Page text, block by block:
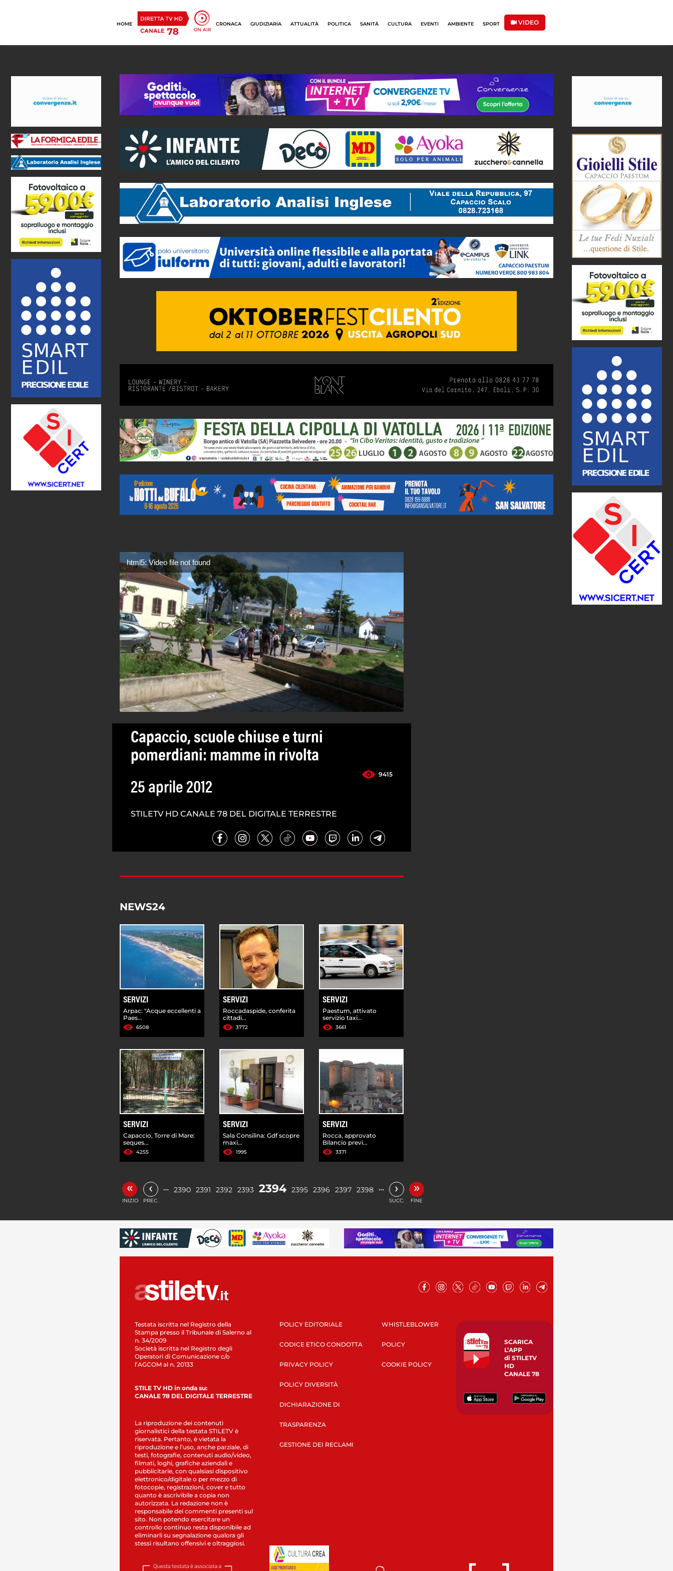
HOME CRONACA GIUDIZIARIA ATTUALITÀ POLITICA SANITÀ CULTURA EVENTI AMBIENTE SPORT VIDEO
html5: Video file not found
Capaccio, scuole chiuse e turni
pomerdiani: mamme in rivolta
9415
25 aprile 2012
STILETV HD CANALE 78 DEL DIGITALE TERRESTRE
NEWS24
SERVIZI
Arpac: "Acque eccellenti a
Paes...
6508
SERVIZI
Roccadaspide, conferita
cittadi...
3772
SERVIZI
Paestum, attivato
servizio taxi...
3661
SERVIZI
Capaccio, Torre di Mare:
seques...
4255
SERVIZI
Sala Consilina: Gdf scopre
maxi...
1995
SERVIZI
Rocca, approvato
Bilancio previ...
3371
«
INIZIO
‹
PREC.
… 2390 2391 2392 2393 2394 2395 2396 2397 2398 … ›
SUCC.
»
FINE
Testata iscritta nel Registro della
Stampa presso il Tribunale di Salerno al
n. 34/2009
Società iscritta nel Registro degli
Operatori di Comunicazione c/o
l’AGCOM al n. 20133
STILE TV HD in onda su:
CANALE 78 DEL DIGITALE TERRESTRE
La riproduzione dei contenuti
giornalistici della testata STILETV è
riservata. Pertanto, è vietata la
riproduzione e l’uso, anche parziale, di
testi, fotografie, contenuti audio/video,
filmati, loghi, grafiche aziendali e
pubblicitarie, con qualsiasi dispositivo
elettronico/digitale o per mezzo di
fotocopie, registrazioni, cover e tutto
quanto è ascrivibile a copia non
autorizzata. La redazione non è
responsabile dei commenti presenti sul
sito. Non potendo esercitare un
controllo continuo resta disponibile ad
eliminarli su segnalazione qualora gli
stessi risultano offensivi e oltraggiosi.
POLICY EDITORIALE
CODICE ETICO CONDOTTA
PRIVACY POLICY
POLICY DIVERSITÀ
DICHIARAZIONE DI
TRASPARENZA
GESTIONE DEI RECLAMI
WHISTLEBLOWER
POLICY
COOKIE POLICY
SCARICA
L’APP
di STILETV
HD
CANALE 78